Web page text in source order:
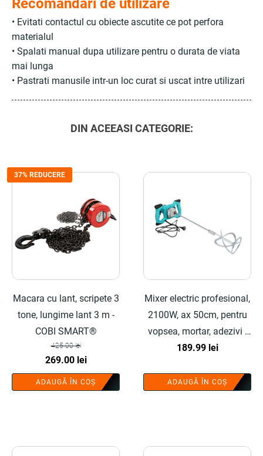
Recomandari de utilizare
• Evitati contactul cu obiecte ascutite ce pot perfora
materialul
• Spalati manual dupa utilizare pentru o durata de viata
mai lunga
• Pastrati manusile intr-un loc curat si uscat intre utilizari
DIN ACEEASI CATEGORIE:
37% REDUCERE
Macara cu lant, scripete 3
tone, lungime lant 3 m -
COBI SMART®
425.00lei
Prețul
inițial
a
269.00 leiPrețul
curent
este:
ADAUGĂ ÎN COȘ
Mixer electric profesional,
2100W, ax 50cm, pentru
vopsea, mortar, adezivi -
COBI SMART®
189.99 lei
ADAUGĂ ÎN COȘ